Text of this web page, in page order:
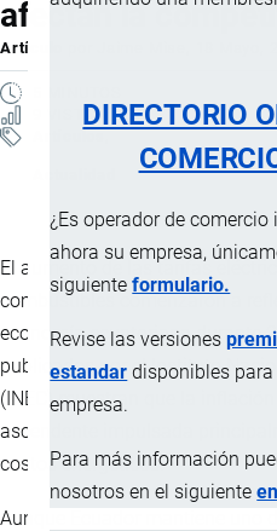
DIRECTORIO
¿Es operador de
ahora su empresa,
siguienteformulario.
Revise las versiones
estandar disponibles
empresa.
Para más información
nosotros en el siguiente
afectan la
Artículo
9 VISTAS
El aumento de las tarifas
combustibles comenzaron a
economía ecuatoriana durante
publicados por el Instituto
(INEC) muestran que la
ascendente impulsada
costos energéticos.
Aunque Ecuador mantiene uno